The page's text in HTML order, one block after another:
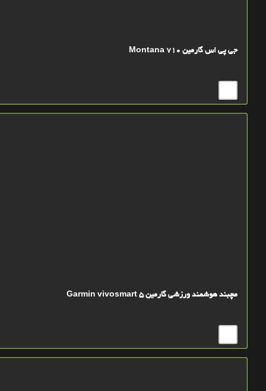
جی پی اس گارمین Montana 710
مچبند هوشمند ورزشی گارمین Garmin vivosmart 5